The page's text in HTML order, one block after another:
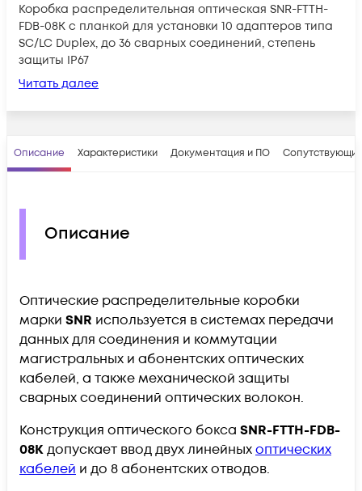
Коробка распределительная оптическая SNR-FTTH-
FDB-08K с планкой для установки 10 адаптеров типа
SC/LC Duplex, до 36 сварных соединений, степень
защиты IP67
Читать далее
Описание Характеристики Документация и ПО
Описание
Оптические распределительные коробки
марки SNR используется в системах передачи
данных для соединения и коммутации
магистральных и абонентских оптических
кабелей, а также механической защиты
сварных соединений оптических волокон.
Конструкция оптического бокса SNR-FTTH-FDB-
08K​допускает ввод двух линейныхоптических
кабелей и до 8 абонентских отводов.